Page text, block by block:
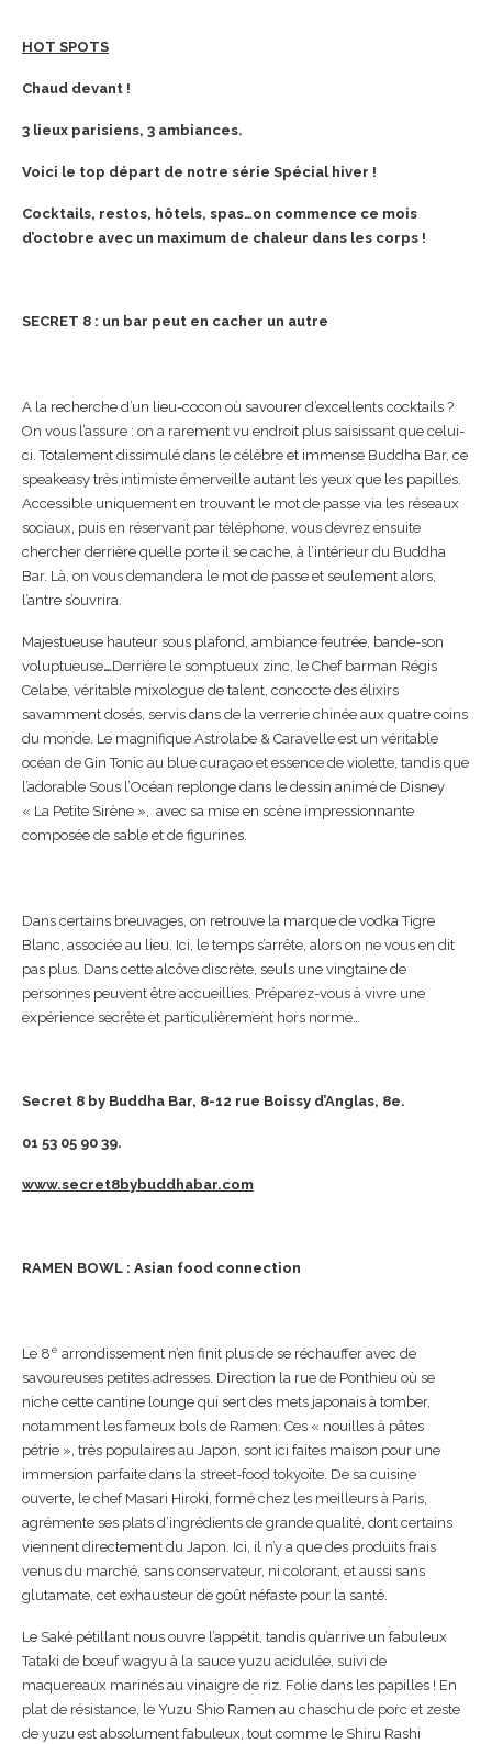
HOT SPOTS
Chaud devant !
3 lieux parisiens, 3 ambiances.
Voici le top départ de notre série Spécial hiver !
Cocktails, restos, hôtels, spas…on commence ce mois
d’octobre avec un maximum de chaleur dans les corps !
SECRET 8 : un bar peut en cacher un autre
A la recherche d’un lieu-cocon où savourer d’excellents cocktails ?
On vous l’assure : on a rarement vu endroit plus saisissant que celui-
ci. Totalement dissimulé dans le célèbre et immense Buddha Bar, ce
speakeasy très intimiste émerveille autant les yeux que les papilles.
Accessible uniquement en trouvant le mot de passe via les réseaux
sociaux, puis en réservant par téléphone, vous devrez ensuite
chercher derrière quelle porte il se cache, à l’intérieur du Buddha
Bar. Là, on vous demandera le mot de passe et seulement alors,
l’antre s’ouvrira.
Majestueuse hauteur sous plafond, ambiance feutrée, bande-son
voluptueuse…Derrière le somptueux zinc, le Chef barman Régis
Celabe, véritable mixologue de talent, concocte des élixirs
savamment dosés, servis dans de la verrerie chinée aux quatre coins
du monde. Le magnifique Astrolabe & Caravelle est un véritable
océan de Gin Tonic au blue curaçao et essence de violette, tandis que
l’adorable Sous l’Océan replonge dans le dessin animé de Disney
« La Petite Sirène », avec sa mise en scène impressionnante
composée de sable et de figurines.
Dans certains breuvages, on retrouve la marque de vodka Tigre
Blanc, associée au lieu. Ici, le temps s’arrête, alors on ne vous en dit
pas plus. Dans cette alcôve discrète, seuls une vingtaine de
personnes peuvent être accueillies. Préparez-vous à vivre une
expérience secrète et particulièrement hors norme…
Secret 8 by Buddha Bar, 8-12 rue Boissy d’Anglas, 8e.
01 53 05 90 39.
www.secret8bybuddhabar.com
RAMEN BOWL : Asian food connection
Le 8e arrondissement n’en finit plus de se réchauffer avec de
savoureuses petites adresses. Direction la rue de Ponthieu où se
niche cette cantine lounge qui sert des mets japonais à tomber,
notamment les fameux bols de Ramen. Ces « nouilles à pâtes
pétrie », très populaires au Japon, sont ici faites maison pour une
immersion parfaite dans la street-food tokyoïte. De sa cuisine
ouverte, le chef Masari Hiroki, formé chez les meilleurs à Paris,
agrémente ses plats d’ingrédients de grande qualité, dont certains
viennent directement du Japon. Ici, il n’y a que des produits frais
venus du marché, sans conservateur, ni colorant, et aussi sans
glutamate, cet exhausteur de goût néfaste pour la santé.
Le Saké pétillant nous ouvre l’appétit, tandis qu’arrive un fabuleux
Tataki de bœuf wagyu à la sauce yuzu acidulée, suivi de
maquereaux marinés au vinaigre de riz. Folie dans les papilles ! En
plat de résistance, le Yuzu Shio Ramen au chaschu de porc et zeste
de yuzu est absolument fabuleux, tout comme le Shiru Rashi